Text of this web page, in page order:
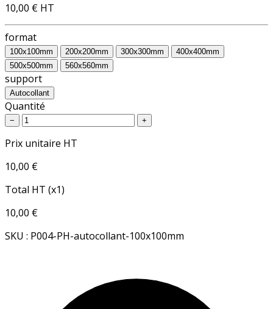
10,00 € HT
format
100x100mm 200x200mm 300x300mm
400x400mm
500x500mm
560x560mm
support
Autocollant
Quantité
− +
Prix unitaire HT
10,00 €
Total HT (x1)
10,00 €
SKU : P004-PH-autocollant-100x100mm